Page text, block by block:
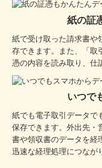
紙の証
紙で受け取った請求書や
存できます。また、「取
憑の内容を読み取り、仕
いつで
紙でも電子取引データで
保存できます。外出先・
書や領収書のデータを経
迅速な経理処理につなが